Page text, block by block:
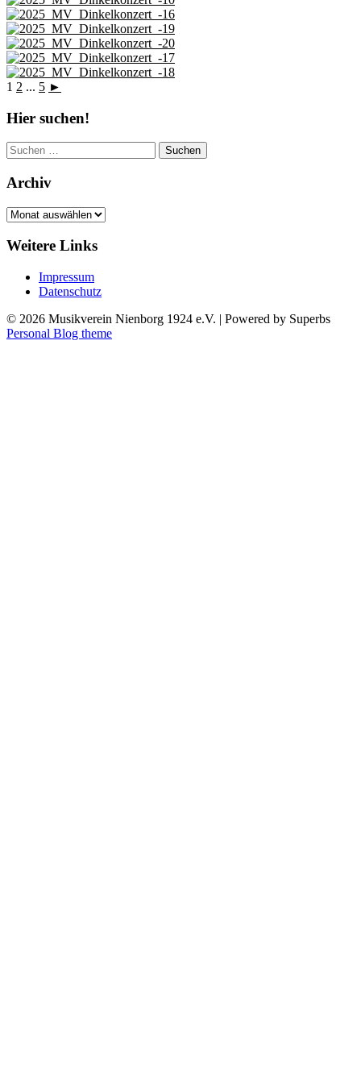
1 2 ... 5 ►
Hier suchen!
Suchen
nach:
Archiv
Archiv
Weitere Links
Impressum
Datenschutz
© 2026 Musikverein Nienborg 1924 e.V. | Powered by Superbs
Personal Blog theme